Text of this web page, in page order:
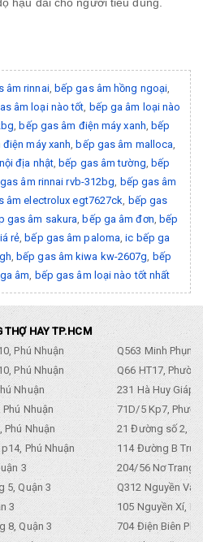
âm rinnai, bếp gas âm hồng ngoại
âm loại nào tốt bếp ga âm loại nào
,bếp gas âm điện máy xanh ,bếp
máy xanh ,bếp gas âm malloca
địa nhật,bếp gas âm tường bếp
âm rinnai rvb-312bg bếp gas âm
âm electrolux egt7627ck bếp gas
gas âm sakura ,bếp ga âm đơn bếp
rẻ ,bếp gas âm paloma ,ic bếp ga
,bếp gas âm kiwa kw-2607g bếp
âm bếp gas âm loại nào tốt nhất
THỢ HAY TP.HCM
Phú Nhuận
Q563 Minh
Phú Nhuận
Q66 HT17,
Nhuận
231 Hà Huy Giáp,
Nhuận
71D/5 Kp7,
Phú Nhuận
21 Đường số 2,
Phú Nhuận
114 Đường B
3
204/56 Nơ Trang
5, Quận 3
Q312 Nguyền
3
105 Nguyền Xí,
8, Quận 3
704 Điện Biên